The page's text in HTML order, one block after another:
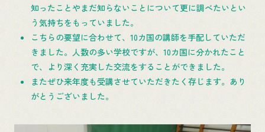
知ったことやまだ知らないことについて更に調べたいとい
う気持ちをもっていました。
こちらの要望に合わせて、10カ国の講師を手配していただ
きました。人数の多い学校ですが、10カ国に分かれたこと
で、より深く充実した交流をすることができました。
またぜひ来年度も受講させていただきたく存じます。あり
がとうございました。